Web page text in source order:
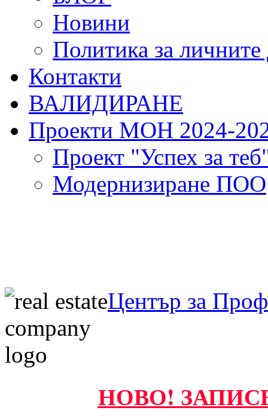
Новини
Политика за
Контакти
ВАЛИДИРАНЕ
Проекти МОН 2024-
Проект "Успех за
Модернизиране ПОО
Център за
НОВО!